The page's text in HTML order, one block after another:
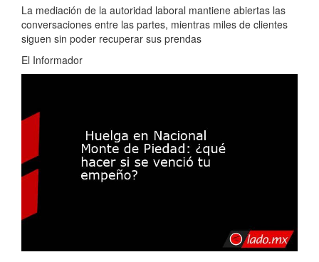
La mediación de la autoridad laboral mantiene abiertas las
conversaciones entre las partes, mientras miles de clientes
siguen sin poder recuperar sus prendas
El Informador